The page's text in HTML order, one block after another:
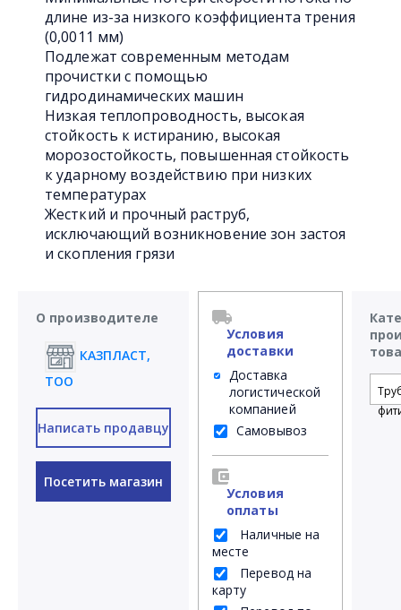
длине из-за низкого коэффициента трения
(0,0011 мм)
Подлежат современным методам
прочистки с помощью
гидродинамических машин
Низкая теплопроводность, высокая
стойкость к истиранию, высокая
морозостойкость, повышенная стойкость
к ударному воздействию при низких
температурах
Жесткий и прочный раструб,
исключающий возникновение зон застоя
и скопления грязи
О производителе
КАЗПЛАСТ,
ТОО
Написать продавцу
Посетить магазин
Условия
доставки
Доставка
логистической
компанией
Самовывоз
Условия
оплаты
Наличные на
месте
Перевод на
карту